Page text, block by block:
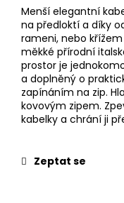
Menší elegantní
na předloktí a díky
rameni, nebo
měkké přírodní
prostor je
a doplněný o
zapínáním na zip.
kovovým zipem.
kabelky a chrání ji
Zeptat se